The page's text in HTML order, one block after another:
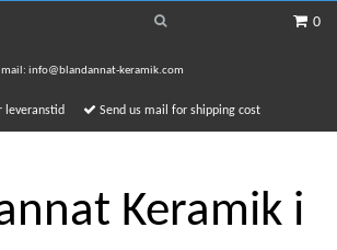
0
mail: info@blandannat-keramik.com
leveranstid Send us mail for shipping cost
Keramik i